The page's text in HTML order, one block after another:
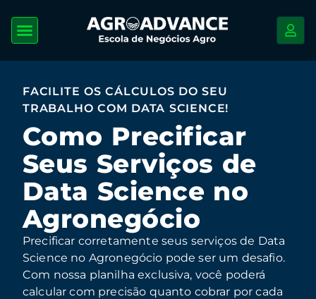
FACILITE OS CÁLCULOS DO SEU
TRABALHO COM DATA SCIENCE!
Como Precificar
Seus Serviços de
Data Science no
Agronegócio
Precificar corretamente seus serviços de Data
Science no Agronegócio pode ser um desafio.
Com nossa planilha exclusiva, você poderá
calcular com precisão quanto cobrar por cada